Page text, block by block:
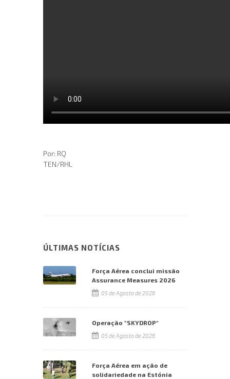
Por: RQ
TEN/RHL
ÚLTIMAS NOTÍCIAS
Força Aérea conclui missão
Assurance Measures 2026
05 de Agosto de 2026
Operação "SKYDROP"
05 de Agosto de 2026
Força Aérea em ação de
solidariedade na Estónia